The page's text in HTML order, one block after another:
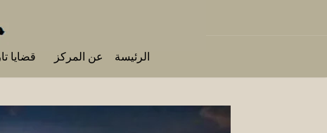
الرئيسة عن المركز قضايا